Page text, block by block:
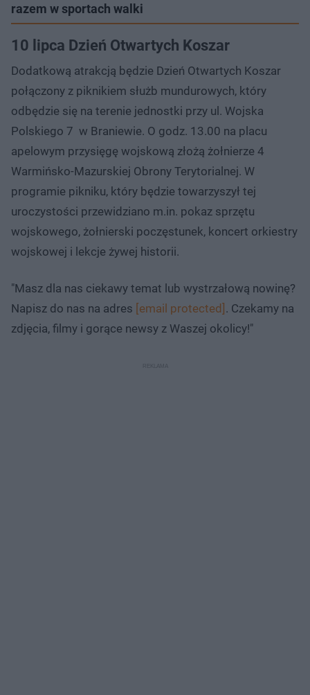
razem w sportach walki
10 lipca Dzień Otwartych Koszar
Dodatkową atrakcją będzie Dzień Otwartych Koszar
połączony z piknikiem służb mundurowych, który
odbędzie się na terenie jednostki przy ul. Wojska
Polskiego 7 w Braniewie. O godz. 13.00 na placu
apelowym przysięgę wojskową złożą żołnierze 4
Warmińsko-Mazurskiej Obrony Terytorialnej. W
programie pikniku, który będzie towarzyszył tej
uroczystości przewidziano m.in. pokaz sprzętu
wojskowego, żołnierski poczęstunek, koncert orkiestry
wojskowej i lekcje żywej historii.
"Masz dla nas ciekawy temat lub wystrzałową nowinę?
Napisz do nas na adres [email protected] . Czekamy na
zdjęcia, filmy i gorące newsy z Waszej okolicy!"